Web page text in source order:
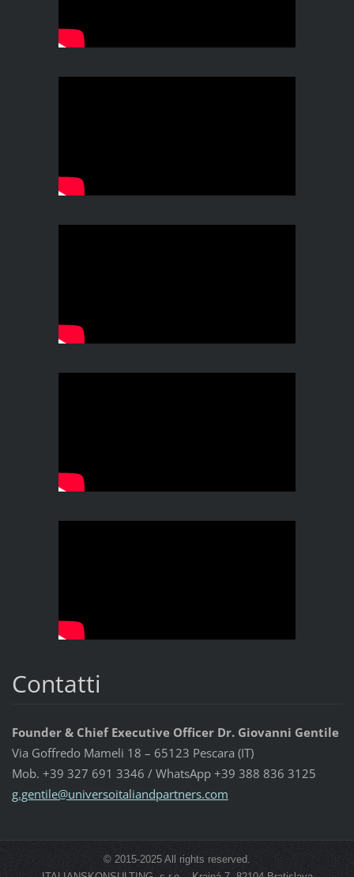
Contatti
Founder & Chief Executive Officer Dr. Giovanni Gentile
Via Goffredo Mameli 18 – 65123 Pescara (IT)
Mob. +39 327 691 3346 / WhatsApp +39 388 836 3125
g.gentile@universoitaliandpartners.com
© 2015-2025 All rights reserved.